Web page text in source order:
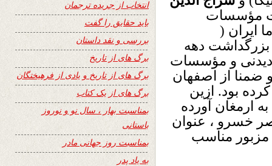
مؤسسات
ایران (
دهه
دیدنی و مؤسسات
ضمنا از اصفهان
بود. ازین
ارمغان آورده
خسرو ، عنوان
مزبور مناسب
انتخاب از جریده ترجمان
باید حقایق را گفت
بررسی و نقد داستان
برگ های از تاریخ
برگ های از تاریخ و یادی از فرهیختگان
برگ های از یک کتاب
بمناسبت بهار ، سال نو و نوروز
باستانی
بمناسبت روز جهانی مادر
به یاد پدر